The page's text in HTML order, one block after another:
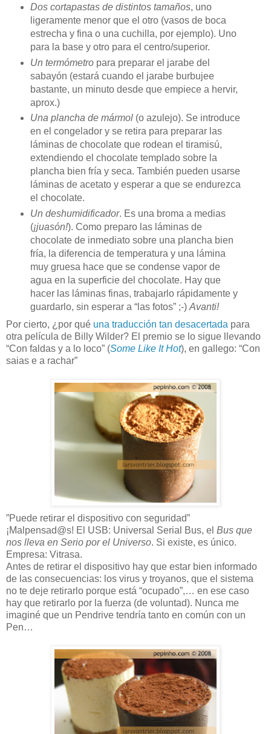
Dos cortapastas de distintos tamaños, uno
ligeramente menor que el otro (vasos de boca
estrecha y fina o una cuchilla, por ejemplo). Uno
para la base y otro para el centro/superior.
Un termómetropara preparar el jarabe del
sabayón (estará cuando el jarabe burbujee
bastante, un minuto desde que empiece a hervir,
aprox.)
Una plancha de mármol(o azulejo). Se introduce
en el congelador y se retira para preparar las
láminas de chocolate que rodean el tiramisú,
extendiendo el chocolate templado sobre la
plancha bien fría y seca. También pueden usarse
láminas de acetato y esperar a que se endurezca
el chocolate.
Un deshumidificador. Es una broma a medias
(¡juasón!). Como preparo las láminas de
chocolate de inmediato sobre una plancha bien
fría, la diferencia de temperatura y una lámina
muy gruesa hace que se condense vapor de
agua en la superficie del chocolate. Hay que
hacer las láminas finas, trabajarlo rápidamente y
guardarlo, sin esperar a “las fotos” ;-)Avanti!
Por cierto, ¿por qué una traducción tan desacertada para
otra película de Billy Wilder? El premio se lo sigue llevando
“Con faldas y a lo loco” (Some Like It Hot), en gallego: “Con
saias e a rachar”
”Puede retirar el dispositivo con seguridad”
¡Malpensad@s! El USB: Universal Serial Bus, el Bus que
nos lleva en Serio por el Universo. Si existe, es único.
Empresa: Vitrasa.
Antes de retirar el dispositivo hay que estar bien informado
de las consecuencias: los virus y troyanos, que el sistema
no te deje retirarlo porque está “ocupado”,… en ese caso
hay que retirarlo por la fuerza (de voluntad). Nunca me
imaginé que un Pendrive tendría tanto en común con un
Pen…